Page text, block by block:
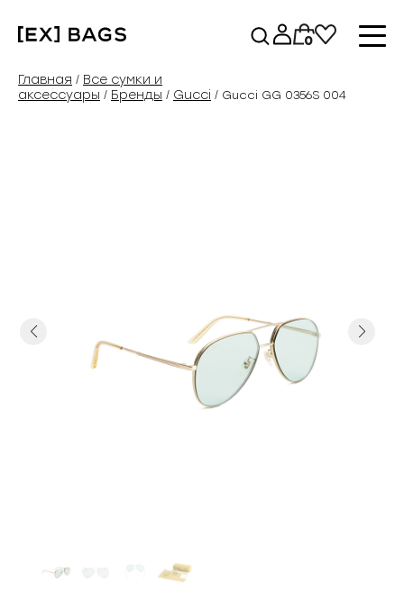
содержимому
0
Главная / Все сумки и
аксессуары / Бренды / Gucci / Gucci GG 0356S 004
Previous Next